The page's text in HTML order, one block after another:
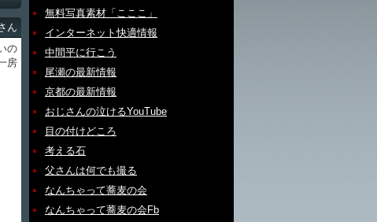
ん
の
房
無料写真素材「こここ」
インターネット快適情報
中間平に行こう
尾瀬の最新情報
京都の最新情報
おじさんの泣けるYouTube
目の付けどころ
考える石
父さんは何でも撮る
なんちゃって蕎麦の会
なんちゃって蕎麦の会Fb